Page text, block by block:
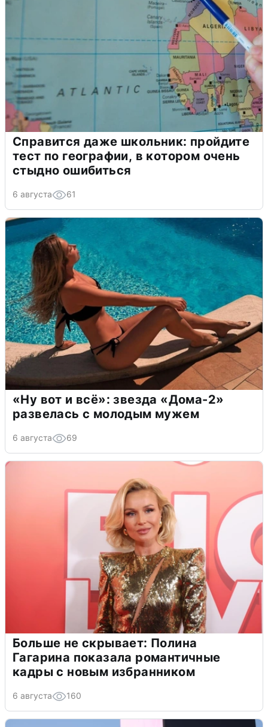
Справится даже школьник: пройдите
тест по географии, в котором очень
стыдно ошибиться
6 августа 61
«Ну вот и всё»: звезда «Дома-2»
развелась с молодым мужем
6 августа 69
Больше не скрывает: Полина
Гагарина показала романтичные
кадры с новым избранником
6 августа 160